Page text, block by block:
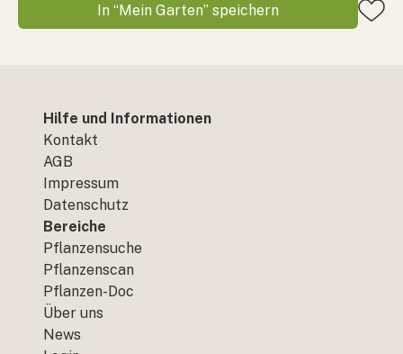
In “Mein Garten” speichern
Hilfe und Informationen
Kontakt
AGB
Impressum
Datenschutz
Bereiche
Pflanzensuche
Pflanzenscan
Pflanzen-Doc
Über uns
News